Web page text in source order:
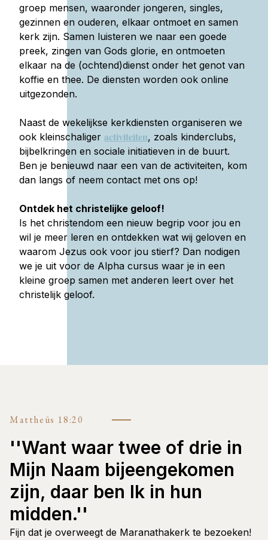
groep mensen, waaronder jongeren, singles,
gezinnen en ouderen, elkaar ontmoet en samen
kerk zijn. Samen luisteren we naar een goede
preek, zingen van Gods glorie, en ontmoeten
elkaar na de (ochtend)dienst onder het genot van
koffie en thee. De diensten worden ook online
uitgezonden.
Naast de wekelijkse kerkdiensten organiseren we
ook kleinschaliger activiteiten, zoals kinderclubs,
bijbelkringen en sociale initiatieven in de buurt.
Ben je benieuwd naar een van de activiteiten, kom
dan langs of neem contact met ons op!
Ontdek het christelijke geloof!
Is het christendom een nieuw begrip voor jou en
wil je meer leren en ontdekken wat wij geloven en
waarom Jezus ook voor jou stierf? Dan nodigen
we je uit voor de Alpha cursus waar je in een
kleine groep samen met anderen leert over het
christelijk geloof.
Mattheüs 18:20
''Want waar twee of drie in
Mijn Naam bijeengekomen
zijn, daar ben Ik in hun
midden.''
Fijn dat je overweegt de Maranathakerk te bezoeken!